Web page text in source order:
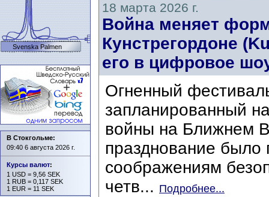
18 марта 2026 г.
Война меняет
Кунстрегордоне
его в цифровое
Огненный
запланированный
войны на Ближнем
празднование было
соображениям
четв... Подробнее...
Svenska Palmen
В Стокгольме:
09:40 6 августа 2026 г.
Курсы валют:
1 USD = 9,56 SEK
1 RUB = 0,117 SEK
1 EUR = 11 SEK